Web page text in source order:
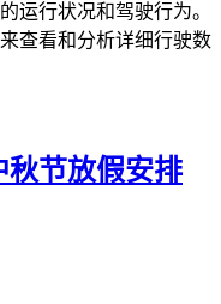
运行状况和驾驶行为。
查看和分析详细行驶数
秋节放假安排